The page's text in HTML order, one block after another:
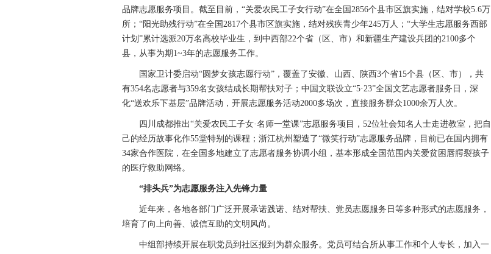
品牌志愿服务项目。截至目前，“关爱农民工子女行动”在全国2856个县市区旗实施，结对学校5.6万
所；“阳光助残行动”在全国2817个县市区旗实施，结对残疾青少年245万人；“大学生志愿服务西部
计划”累计选派20万名高校毕业生，到中西部22个省（区、市）和新疆生产建设兵团的2100多个
县，从事为期1~3年的志愿服务工作。
国家卫计委启动“圆梦女孩志愿行动”，覆盖了安徽、山西、陕西3个省15个县（区、市），共
有354名志愿者与359名女孩结成长期帮扶对子；中国文联设立“5·23”全国文艺志愿者服务日，深
化“送欢乐下基层”品牌活动，开展志愿服务活动2000多场次，直接服务群众1000余万人次。
四川成都推出“关爱农民工子女·名师一堂课”志愿服务项目，52位社会知名人士走进教室，把自
己的经历故事化作55堂特别的课程；浙江杭州塑造了“微笑行动”志愿服务品牌，目前已在国内拥有
34家合作医院，在全国多地建立了志愿者服务协调小组，基本形成全国范围内关爱贫困唇腭裂孩子
的医疗救助网络。
“排头兵”为志愿服务注入先锋力量
近年来，各地各部门广泛开展承诺践诺、结对帮扶、党员志愿服务日等多种形式的志愿服务，
培育了向上向善、诚信互助的文明风尚。
中组部持续开展在职党员到社区报到为群众服务。党员可结合所从事工作和个人专长，加入一